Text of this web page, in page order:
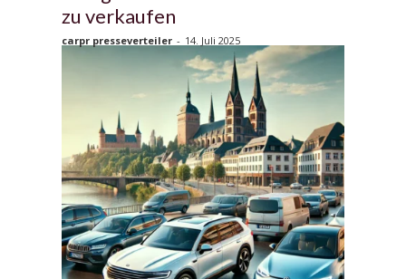
zu verkaufen
carpr presseverteiler - 14. Juli 2025